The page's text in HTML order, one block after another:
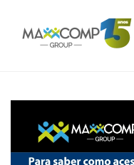
Skip to main content